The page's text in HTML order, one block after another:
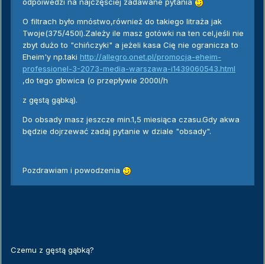
O filtrach było mnóstwo,również do takiego litraża jak
Twoje(375/450l).Zależy ile masz gotówki na ten cel,jeśli nie
zbyt dużo to "chińczyki" a jeżeli kasa Cię nie ogranicza to
Eheim'y np.taki http://allegro.onet.pl/promocja-eheim-
professionel-3-2073-media-warszawa-i1439060543.html
,do tego głowica (o przepływie 2000l/h
z gęstą gąbką).
Do obsady masz jeszcze min.1,5 miesiąca czasu.Gdy akwa
będzie dojrzewać zadaj pytanie w dziale "obsady".
Pozdrawiam i powodzenia
Czemu z gęstą gąbką?